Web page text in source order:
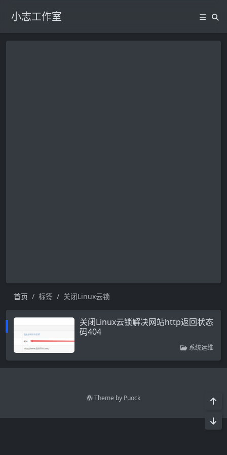
小志工作室
首页 标签 关闭Linux云锁
关闭Linux云锁解决网站http返回状态
码404
系统运维
Theme by Puock